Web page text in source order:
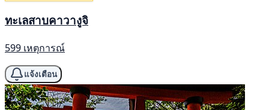
ทะเลสาบคาวางูจิ
599 เหตุการณ์
แจ้งเตือน